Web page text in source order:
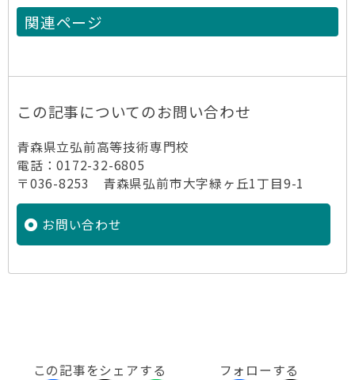
関連ページ
この記事についてのお問い合わせ
青森県立弘前高等技術専門校
電話：0172-32-6805
〒036-8253 青森県弘前市大字緑ヶ丘1丁目9-1
お問い合わせ
この記事をシェアする フォローする